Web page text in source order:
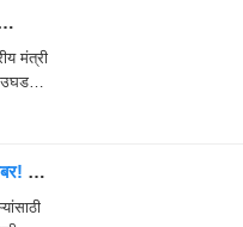
मंत्री
उघड
20